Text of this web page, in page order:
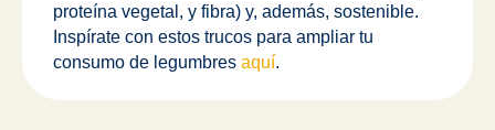
proteína vegetal, y fibra) y, además, sostenible.
Inspírate con estos trucos para ampliar tu
consumo de legumbres aquí.